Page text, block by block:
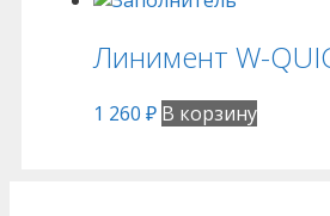
Линимент W-
1 260 ₽ В корзину